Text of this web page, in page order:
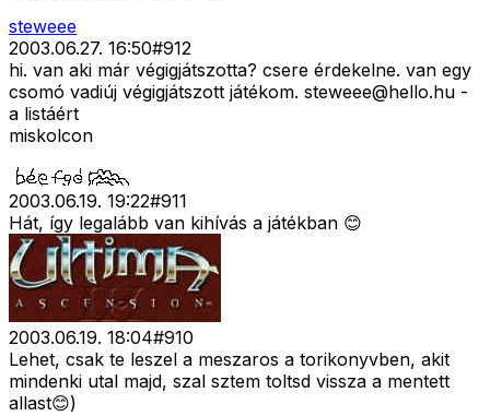
steweee
2003.06.27. 16:50#912
hi. van aki már végigjátszotta? csere érdekelne. van egy
csomó vadiúj végigjátszott játékom. steweee@hello.hu -
a listáért
miskolcon
2003.06.19. 19:22#911
Hát, így legalább van kihívás a játékban 😊
2003.06.19. 18:04#910
Lehet, csak te leszel a meszaros a torikonyvben, akit
mindenki utal majd, szal sztem toltsd vissza a mentett
allast😊)